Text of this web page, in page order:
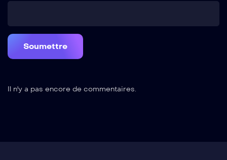
Il n'y a pas encore de commentaires.